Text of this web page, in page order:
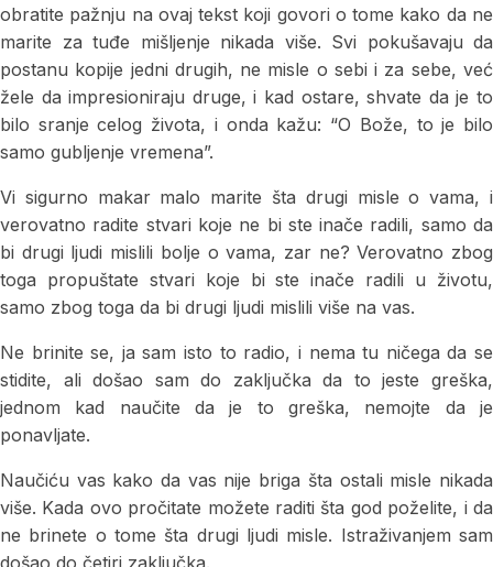
obratite pažnju na ovaj tekst koji govori o tome kako da ne
marite za tuđe mišljenje nikada više. Svi pokušavaju da
postanu kopije jedni drugih, ne misle o sebi i za sebe, već
žele da impresioniraju druge, i kad ostare, shvate da je to
bilo sranje celog života, i onda kažu: “O Bože, to je bilo
samo gubljenje vremena”.
Vi sigurno makar malo marite šta drugi misle o vama, i
verovatno radite stvari koje ne bi ste inače radili, samo da
bi drugi ljudi mislili bolje o vama, zar ne? Verovatno zbog
toga propuštate stvari koje bi ste inače radili u životu,
samo zbog toga da bi drugi ljudi mislili više na vas.
Ne brinite se, ja sam isto to radio, i nema tu ničega da se
stidite, ali došao sam do zaključka da to jeste greška,
jednom kad naučite da je to greška, nemojte da je
ponavljate.
Naučiću vas kako da vas nije briga šta ostali misle nikada
više. Kada ovo pročitate možete raditi šta god poželite, i da
ne brinete o tome šta drugi ljudi misle. Istraživanjem sam